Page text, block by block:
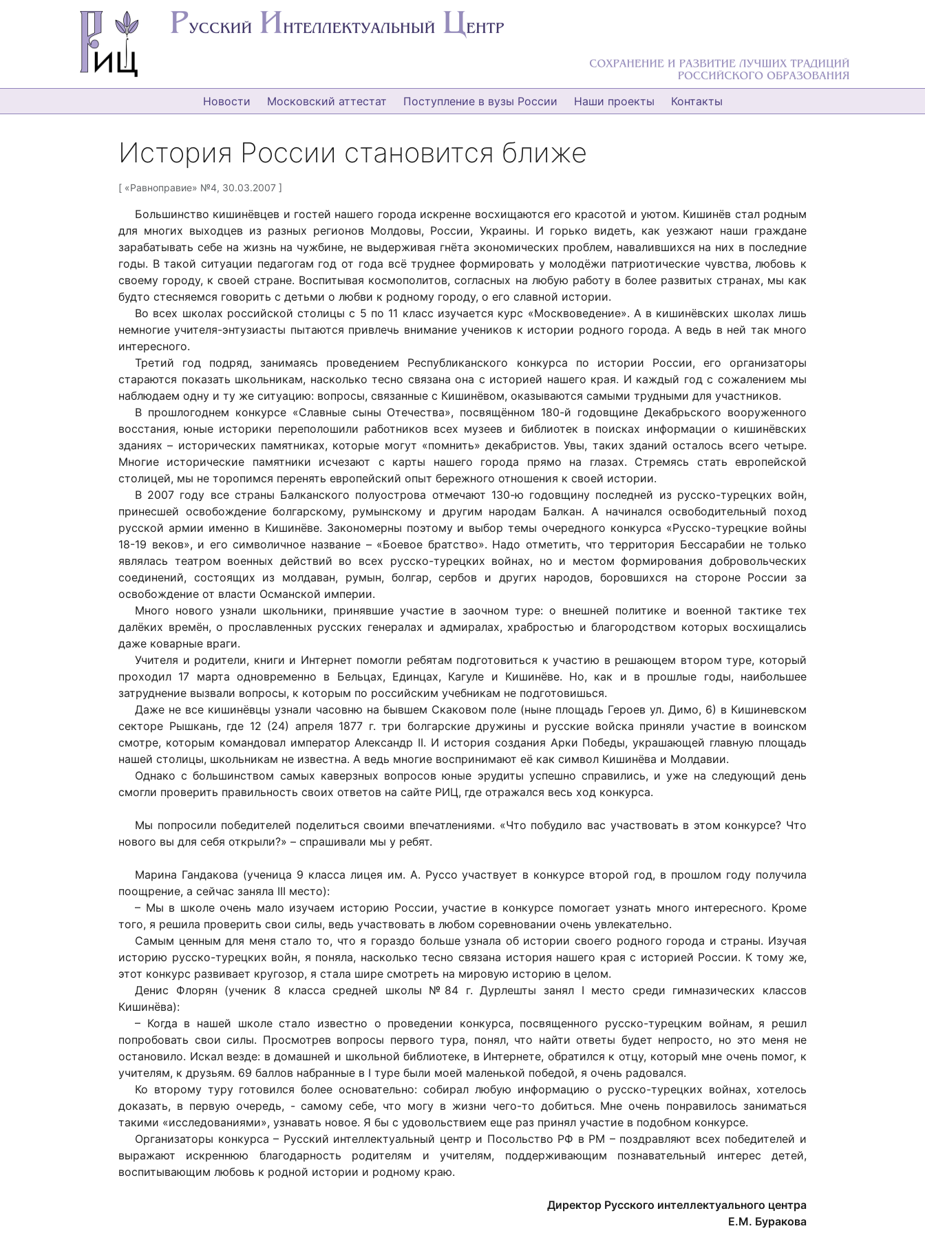
Новости Московский аттестат Поступление в вузы России Наши проекты Контакты
История России становится ближе
«Равноправие» №4, 30.03.2007
Большинство кишинёвцев и гостей нашего города искренне восхищаются его красотой и уютом. Кишинёв стал родным
для многих выходцев из разных регионов Молдовы, России, Украины. И горько видеть, как уезжают наши граждане
зарабатывать себе на жизнь на чужбине, не выдерживая гнёта экономических проблем, навалившихся на них в последние
годы. В такой ситуации педагогам год от года всё труднее формировать у молодёжи патриотические чувства, любовь к
своему городу, к своей стране. Воспитывая космополитов, согласных на любую работу в более развитых странах, мы как
будто стесняемся говорить с детьми о любви к родному городу, о его славной истории.
Во всех школах российской столицы с 5 по 11 класс изучается курс «Москвоведение». А в кишинёвских школах лишь
немногие учителя-энтузиасты пытаются привлечь внимание учеников к истории родного города. А ведь в ней так много
интересного.
Третий год подряд, занимаясь проведением Республиканского конкурса по истории России, его организаторы
стараются показать школьникам, насколько тесно связана она с историей нашего края. И каждый год с сожалением мы
наблюдаем одну и ту же ситуацию: вопросы, связанные с Кишинёвом, оказываются самыми трудными для участников.
В прошлогоднем конкурсе «Славные сыны Отечества», посвящённом 180-й годовщине Декабрьского вооруженного
восстания, юные историки переполошили работников всех музеев и библиотек в поисках информации о кишинёвских
зданиях – исторических памятниках, которые могут «помнить» декабристов. Увы, таких зданий осталось всего четыре.
Многие исторические памятники исчезают с карты нашего города прямо на глазах. Стремясь стать европейской
столицей, мы не торопимся перенять европейский опыт бережного отношения к своей истории.
В 2007 году все страны Балканского полуострова отмечают 130-ю годовщину последней из русско-турецких войн,
принесшей освобождение болгарскому, румынскому и другим народам Балкан. А начинался освободительный поход
русской армии именно в Кишинёве. Закономерны поэтому и выбор темы очередного конкурса «Русско-турецкие войны
18-19 веков», и его символичное название – «Боевое братство». Надо отметить, что территория Бессарабии не только
являлась театром военных действий во всех русско-турецких войнах, но и местом формирования добровольческих
соединений, состоящих из молдаван, румын, болгар, сербов и других народов, боровшихся на стороне России за
освобождение от власти Османской империи.
Много нового узнали школьники, принявшие участие в заочном туре: о внешней политике и военной тактике тех
далёких времён, о прославленных русских генералах и адмиралах, храбростью и благородством которых восхищались
даже коварные враги.
Учителя и родители, книги и Интернет помогли ребятам подготовиться к участию в решающем втором туре, который
проходил 17 марта одновременно в Бельцах, Единцах, Кагуле и Кишинёве. Но, как и в прошлые годы, наибольшее
затруднение вызвали вопросы, к которым по российским учебникам не подготовишься.
Даже не все кишинёвцы узнали часовню на бывшем Скаковом поле (ныне площадь Героев ул. Димо, 6) в Кишиневском
секторе Рышкань, где 12 (24) апреля 1877 г. три болгарские дружины и русские войска приняли участие в воинском
смотре, которым командовал император Александр II. И история создания Арки Победы, украшающей главную площадь
нашей столицы, школьникам не известна. А ведь многие воспринимают её как символ Кишинёва и Молдавии.
Однако с большинством самых каверзных вопросов юные эрудиты успешно справились, и уже на следующий день
смогли проверить правильность своих ответов на сайте РИЦ, где отражался весь ход конкурса.
Мы попросили победителей поделиться своими впечатлениями. «Что побудило вас участвовать в этом конкурсе? Что
нового вы для себя открыли?» – спрашивали мы у ребят.
Марина Гандакова (ученица 9 класса лицея им. А. Руссо участвует в конкурсе второй год, в прошлом году получила
поощрение, а сейчас заняла III место):
– Мы в школе очень мало изучаем историю России, участие в конкурсе помогает узнать много интересного. Кроме
того, я решила проверить свои силы, ведь участвовать в любом соревновании очень увлекательно.
Самым ценным для меня стало то, что я гораздо больше узнала об истории своего родного города и страны. Изучая
историю русско-турецких войн, я поняла, насколько тесно связана история нашего края с историей России. К тому же,
этот конкурс развивает кругозор, я стала шире смотреть на мировую историю в целом.
Денис Флорян (ученик 8 класса средней школы №84 г. Дурлешты занял I место среди гимназических классов
Кишинёва):
– Когда в нашей школе стало известно о проведении конкурса, посвященного русско-турецким войнам, я решил
попробовать свои силы. Просмотрев вопросы первого тура, понял, что найти ответы будет непросто, но это меня не
остановило. Искал везде: в домашней и школьной библиотеке, в Интернете, обратился к отцу, который мне очень помог, к
учителям, к друзьям. 69 баллов набранные в I туре были моей маленькой победой, я очень радовался.
Ко второму туру готовился более основательно: собирал любую информацию о русско-турецких войнах, хотелось
доказать, в первую очередь, - самому себе, что могу в жизни чего-то добиться. Мне очень понравилось заниматься
такими «исследованиями», узнавать новое. Я бы с удовольствием еще раз принял участие в подобном конкурсе.
Организаторы конкурса – Русский интеллектуальный центр и Посольство РФ в РМ – поздравляют всех победителей и
выражают искреннюю благодарность родителям и учителям, поддерживающим познавательный интерес детей,
воспитывающим любовь к родной истории и родному краю.
Директор Русского интеллектуального центра
Е.М. Буракова